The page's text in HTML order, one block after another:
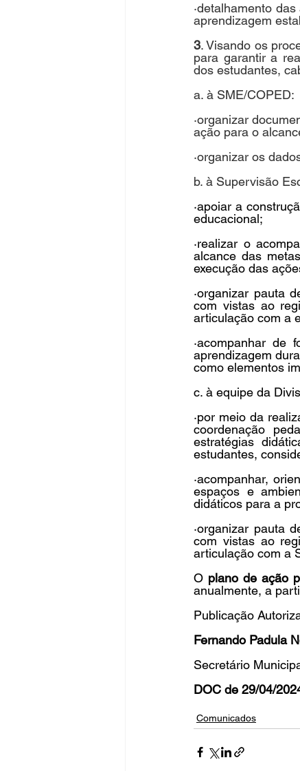
·detalhamento
aprendizagem
3. Visando os
para garantir a
dos estudantes,
a. à SME/COPED:
·organizar
ação para o
·organizar os
b. à Supervisão
·apoiar a
educacional;
·realizar o
alcance das
execução das
·organizar pauta
com vistas ao
articulação com a
·acompanhar de
aprendizagem
como elementos
c. à equipe da
·por meio da
coordenação
estratégias
estudantes,
·acompanhar,
espaços e
didáticos para a
·organizar pauta
com vistas ao
articulação com a
O plano de ação
anualmente, a
Publicação
Fernando Padula
Secretário
DOC de 29/04/
Comunicados